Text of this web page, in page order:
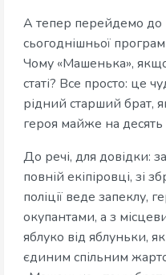
А тепер перейдемо до
сьогоднішньої
Чому «Машенька»,
статі? Все просто: це
рідний старший брат,
героя майже на десять
До речі, для довідки:
повній екіпіровці, зі
поліції веде запеклу,
окупантами, а з
яблуко від яблуньки,
єдиним спільним